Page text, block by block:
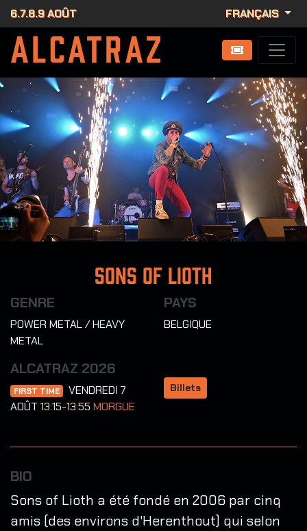
6.7.8.9 AOÛT FRANÇAIS
Sons Of Lioth
GENRE
POWER METAL / HEAVY
METAL
PAYS
BELGIQUE
ALCATRAZ 2026
FIRST TIME
VENDREDI 7
AOÛT 13:15-13:55 MORGUE
Billets
BIO
Sons of Lioth a été fondé en 2006 par cinq
amis (des environs d'Herenthout) qui selon